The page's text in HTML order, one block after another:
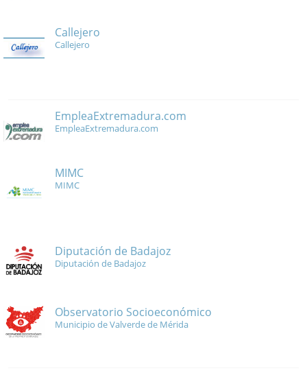
Callejero
Callejero
EmpleaExtremadura.com
EmpleaExtremadura.com
MIMC
MIMC
Diputación de Badajoz
Diputación de Badajoz
Observatorio Socioeconómico
Municipio de Valverde de Mérida